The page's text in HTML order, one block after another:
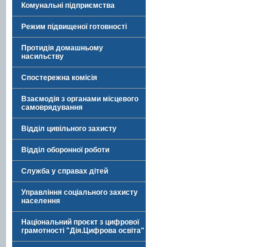
Комунальні підприємства
Режим підвищеної готовності
Протидія домашньому
насильству
Спостережна комісія
Взаємодія з органами місцевого
самоврядування
Відділ цивільного захисту
Відділ оборонної роботи
Служба у справах дітей
Управління соціального захисту
населення
Національний проєкт з цифрової
грамотності "Дія.Цифрова освіта"